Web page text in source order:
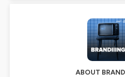
ABOUT